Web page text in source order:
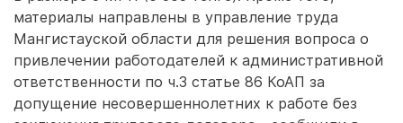
материалы направлены в управление труда
Мангистауской области для решения вопроса о
привлечении работодателей к административной
ответственности по ч.3 статье 86 КоАП за
допущение несовершеннолетних к работе без